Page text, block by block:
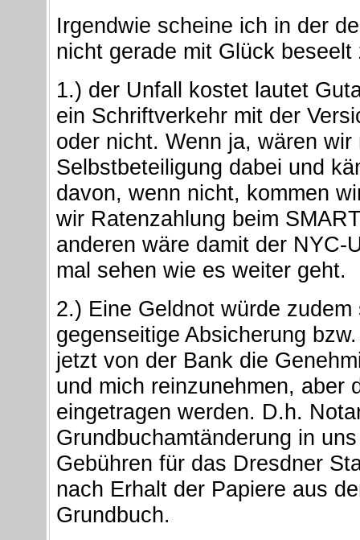
Irgendwie scheine ich in der
nicht gerade mit Glück beseelt
1.) der Unfall kostet lautet
ein Schriftverkehr mit der
oder nicht. Wenn ja, wären wir
Selbstbeteiligung dabei und
davon, wenn nicht, kommen
wir Ratenzahlung beim
anderen wäre damit der NYC-
mal sehen wie es weiter geht.
2.) Eine Geldnot würde
gegenseitige Absicherung
jetzt von der Bank die
und mich reinzunehmen, aber
eingetragen werden. D.h.
Grundbuchamtänderung in
Gebühren für das Dresdner
nach Erhalt der Papiere aus
Grundbuch.